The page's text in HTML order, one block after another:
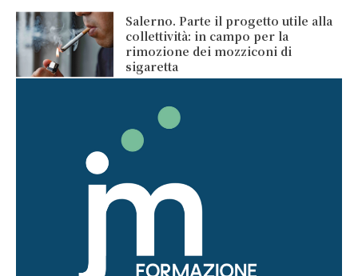
Salerno. Parte il progetto utile alla
collettività: in campo per la
rimozione dei mozziconi di
sigaretta